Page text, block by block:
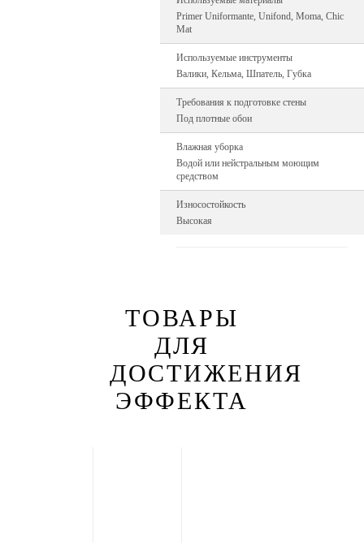
Primer Uniformante, Unifond, Moma, Chic
Mat
Используемые инструменты
Валики, Кельма, Шпатель, Губка
Требования к подготовке стены
Под плотные обои
Влажная уборка
Водой или нейстральным моющим
средством
Износостойкость
Высокая
ТОВАРЫ
ДЛЯ
ДОСТИЖЕНИЯ
ЭФФЕКТА